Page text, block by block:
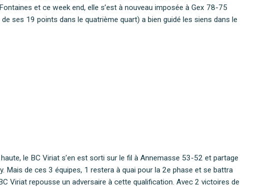
et ce week end, elle s’est à nouveau imposée à Gex 78-75
ses 19 points dans le quatrième quart) a bien guidé les siens dans le
le BC Viriat s’en est sorti sur le fil à Annemasse 53-52 et partage
Mais de ces 3 équipes, 1 restera à quai pour la 2e phase et se battra
Viriat repousse un adversaire à cette qualification. Avec 2 victoires de